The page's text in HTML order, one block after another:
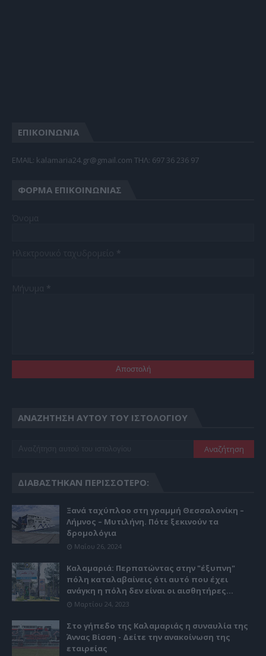
ΕΠΙΚΟΙΝΩΝΙΑ
EMAIL: kalamaria24.gr@gmail.com TΗΛ: 697 36 236 97
ΦΌΡΜΑ ΕΠΙΚΟΙΝΩΝΊΑΣ
ΑΝΑΖΉΤΗΣΗ ΑΥΤΟΎ ΤΟΥ ΙΣΤΟΛΟΓΊΟΥ
ΔΙΑΒΆΣΤΗΚΑΝ ΠΕΡΙΣΣΌΤΕΡΟ:
Ξανά ταχύπλοο στη γραμμή Θεσσαλονίκη –
Λήμνος – Μυτιλήνη. Πότε ξεκινούν τα
δρομολόγια
Μαΐου 26, 2024
Καλαμαριά: Περπατώντας στην "έξυπνη"
πόλη καταλαβαίνεις ότι αυτό που έχει
ανάγκη η πόλη δεν είναι οι αισθητήρες...
Μαρτίου 24, 2023
Στο γήπεδο της Καλαμαριάς η συναυλία της
Άννας Βίσση - Δείτε την ανακοίνωση της
εταιρείας